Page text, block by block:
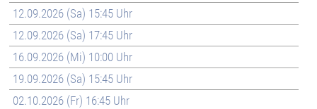
12.09.2026 (Sa) 15:45 Uhr
12.09.2026 (Sa) 17:45 Uhr
16.09.2026 (Mi) 10:00 Uhr
19.09.2026 (Sa) 15:45 Uhr
02.10.2026 (Fr) 16:45 Uhr